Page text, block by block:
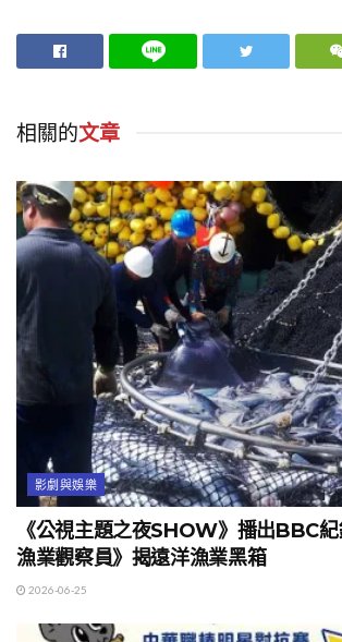
相關的文章
影劇與娛樂
《公視主題之夜SHOW》播出BBC
漁業觀察員》揭遠洋漁業黑箱
2026-06-25